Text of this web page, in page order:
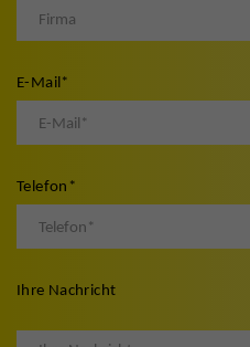
E-Mail*
Telefon *
Ihre Nachricht